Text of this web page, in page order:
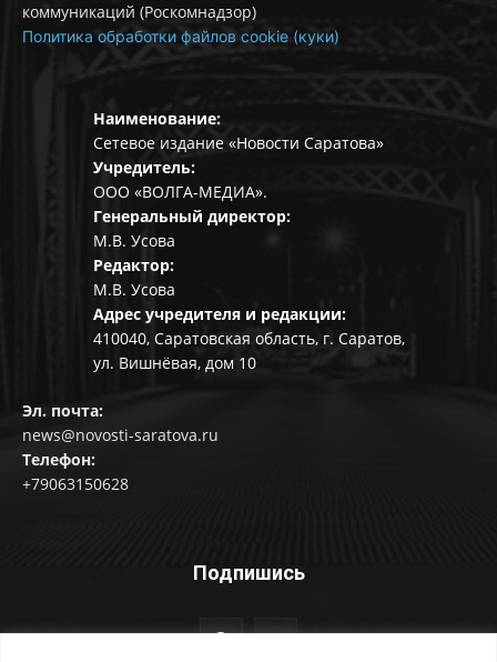
коммуникаций (Роскомнадзор)
Политика обработки файлов cookie (куки)
Наименование:
Сетевое издание «Новости Саратова»
Учредитель:
ООО «ВОЛГА-МЕДИА».
Генеральный директор:
М.В. Усова
Редактор:
М.В. Усова
Адрес учредителя и редакции:
410040, Саратовская область, г. Саратов,
ул. Вишнёвая, дом 10
Эл. почта:
news@novosti-saratova.ru
Телефон:
+79063150628
Подпишись